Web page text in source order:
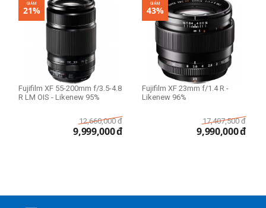
GIẢM
21%
Fujifilm XF 55-200mm f/3.5-4.8
R LM OIS - Likenew 95%
12,660,000 đ
9,999,000đ
GIẢM
43%
Fujifilm XF 23mm f/1.4 R -
Likenew 96%
17,407,500 đ
9,990,000đ